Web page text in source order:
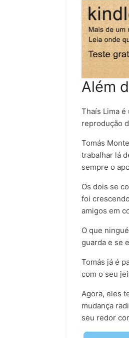
Além
Thaís Lima é
reprodução
Tomás
trabalhar lá
sempre o
Os dois se
foi
amigos em
O que
guarda e se
Tomás já é
com o seu
Agora, eles
mudança
seu redor